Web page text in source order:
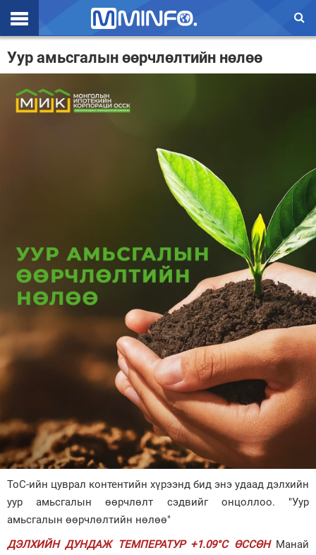
Эхлэл
Валют ханш
Нийгэм
Дэлхий
Уур амьсгалын өөрчлөлтийн нөлөө
ТоС-ийн цуврал контентийн хүрээнд бид энэ удаад дэлхийн
уур амьсгалын өөрчлөлт сэдвийг онцоллоо. "Уур
амьсгалын өөрчлөлтийн нөлөө"
ДЭЛХИЙН ДУНДАЖ ТЕМПЕРАТУР +1.09°С ӨССӨНМанай